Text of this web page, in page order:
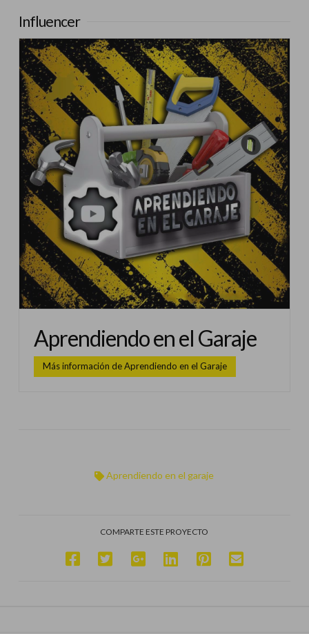
Influencer
Aprendiendo en el Garaje
Más información de Aprendiendo en el Garaje
Aprendiendo en el garaje
COMPARTE ESTE PROYECTO